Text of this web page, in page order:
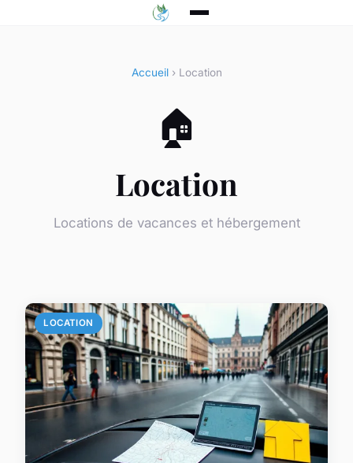
Accueil› Location
🏠
Location
Locations de vacances et hébergement
LOCATION